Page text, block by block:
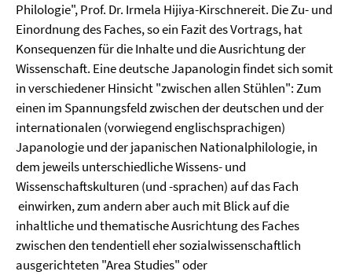
Philologie", Prof. Dr. Irmela Hijiya-Kirschnereit. Die Zu- und
Einordnung des Faches, so ein Fazit des Vortrags, hat
Konsequenzen für die Inhalte und die Ausrichtung der
Wissenschaft. Eine deutsche Japanologin findet sich somit
in verschiedener Hinsicht "zwischen allen Stühlen": Zum
einen im Spannungsfeld zwischen der deutschen und der
internationalen (vorwiegend englischsprachigen)
Japanologie und der japanischen Nationalphilologie, in
dem jeweils unterschiedliche Wissens- und
Wissenschaftskulturen (und -sprachen) auf das Fach
einwirken, zum andern aber auch mit Blick auf die
inhaltliche und thematische Ausrichtung des Faches
zwischen den tendentiell eher sozialwissenschaftlich
ausgerichteten "Area Studies" oder